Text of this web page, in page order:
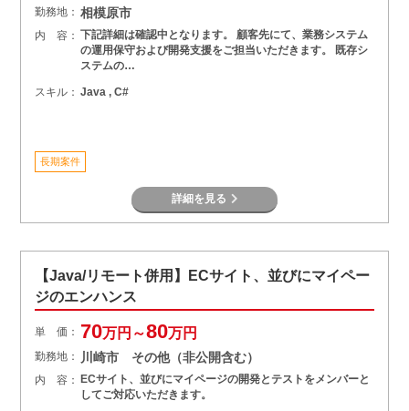
勤務地： 相模原市
内 容： 下記詳細は確認中となります。 顧客先にて、業務システム
の運用保守および開発支援をご担当いただきます。 既存シ
ステムの…
スキル： Java , C#
長期案件
詳細を見る
【Java/リモート併用】ECサイト、並びにマイペー
ジのエンハンス
単 価： 70万円～80万円
勤務地： 川崎市 その他（非公開含む）
内 容： ECサイト、並びにマイページの開発とテストをメンバーと
してご対応いただきます。